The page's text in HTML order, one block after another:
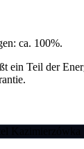
ca. 100%.
ein Teil der